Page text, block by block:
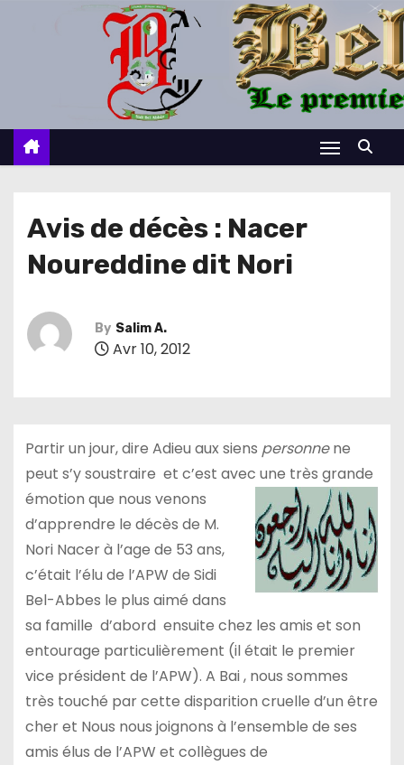
c
Avis de décès : Nacer
Noureddine dit Nori
By Salim A.
Avr 10, 2012
Partir un jour, dire Adieu aux siens personnene
peut s’y soustraire et c’est avec une très grande
émotion que nous venons
d’apprendre le décès de M.
Nori Nacer à l’age de 53 ans,
c’était l’élu de l’APW de Sidi
Bel-Abbes le plus aimé dans
sa famille d’abord ensuite chez les amis et son
entourage particulièrement (il était le premier
vice président de l’APW). A Bai , nous sommes
très touché par cette disparition cruelle d’un être
cher et Nous nous joignons à l’ensemble de ses
amis élus de l’APW et collègues de